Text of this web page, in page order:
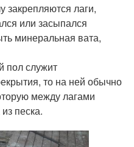
лаги,
или засыпался
минеральная вата,
пол служит
то на ней обычно
между лагами
песка.